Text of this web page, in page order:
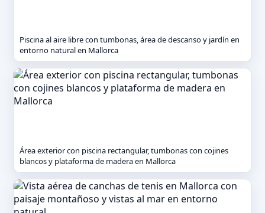
Piscina al aire libre con tumbonas, área de descanso y jardín en
entorno natural en Mallorca
Área exterior con piscina rectangular, tumbonas con cojines
blancos y plataforma de madera en Mallorca